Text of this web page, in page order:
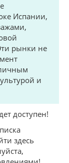
Испании,
рынки не
и
доступен!
здесь